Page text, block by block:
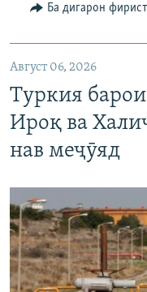
Ба дигарон
Август 06, 2026
Туркия
Ироқ ва
нав меҷӯяд